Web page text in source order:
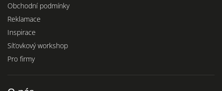
Obchodní podmínky
Reklamace
Inspirace
Síťovkový workshop
Pro firmy